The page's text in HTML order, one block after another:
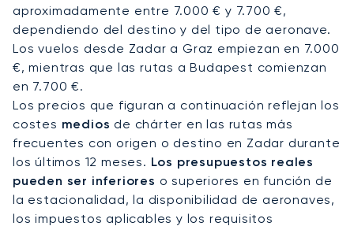
traslados privados y las conexiones opcionales en
helicóptero garantizan un acceso impecable a los
complejos turísticos costeros y a las islas.
Con dos décadas de experiencia, LunaJets
combina la seguridad certificada por Argus® con
soluciones de chárter transparentes y flexibles.
Nuestro enfoque en la confianza y la discreción
del cliente garantiza la máxima seguridad en
cada etapa del proceso. En Zadar, esto se
traduce en asegurar el acceso durante la
temporada alta de verano, organizar llegadas
aproximadamente entre 7.000 € y 7.700 €,
dependiendo del destino y del tipo de aeronave.
Los vuelos desde Zadar a Graz empiezan en 7.000
€, mientras que las rutas a Budapest comienzan
en 7.700 €.
Los precios que figuran a continuación reflejan los
costes medios de chárter en las rutas más
frecuentes con origen o destino en Zadar durante
los últimos 12 meses. Los presupuestos reales
pueden ser inferiores o superiores en función de
la estacionalidad, la disponibilidad de aeronaves,
los impuestos aplicables y los requisitos